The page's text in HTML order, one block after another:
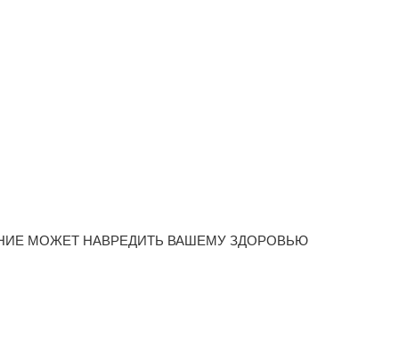
МОЖЕТ НАВРЕДИТЬ ВАШЕМУ ЗДОРОВЬЮ